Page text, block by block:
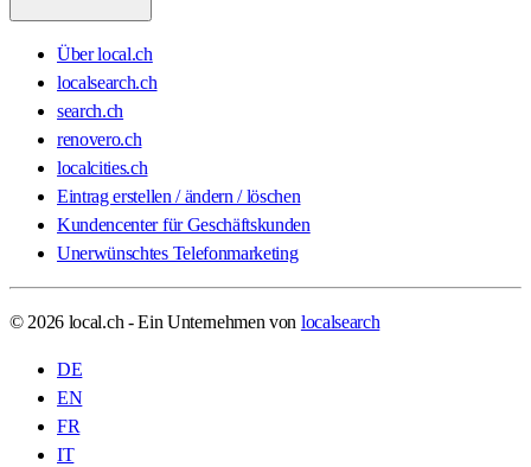
Über local.ch
localsearch.ch
search.ch
renovero.ch
localcities.ch
Eintrag erstellen / ändern / löschen
Kundencenter für Geschäftskunden
Unerwünschtes Telefonmarketing
© 2026 local.ch - Ein Unternehmen von localsearch
DE
EN
FR
IT